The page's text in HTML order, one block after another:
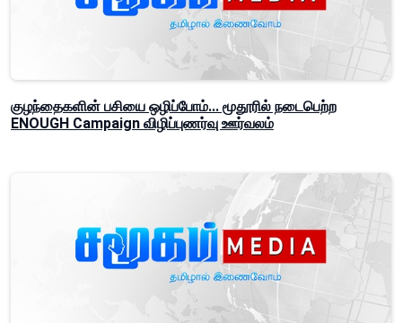
குழந்தைகளின் பசியை ஒழிப்போம்... மூதூரில் நடைபெற்ற
ENOUGH Campaign விழிப்புணர்வு ஊர்வலம்